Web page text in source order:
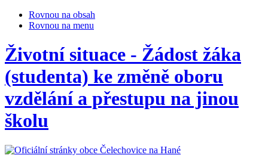
Rovnou na obsah
Rovnou na menu
Životní situace - Žádost žáka
(studenta) ke změně oboru
vzdělání a přestupu na jinou
školu